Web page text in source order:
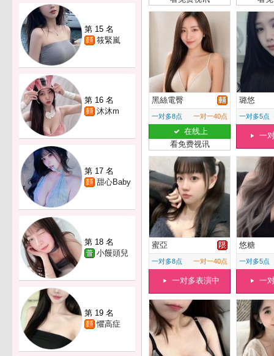
第 15 名
筱緊嵐
第 16 名
沐沐m
第 17 名
甜心Baby
第 18 名
小饅頭兒
第 19 名
懼高症
黑絲電臀
一对多8点 一对一40点
在线上
看免费视讯
璐悠
一对多5点
一
蜜亞
一对多8点 一对一40点
一对多表演中
悠糖
一对多5点
一